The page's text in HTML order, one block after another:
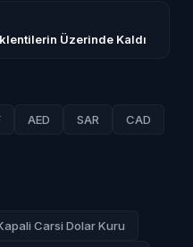
Üzerinde Kaldı
AED SAR CAD
Carsi Dolar Kuru